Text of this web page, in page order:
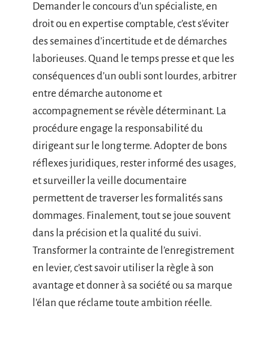
Demander le concours d’un spécialiste, en
droit ou en expertise comptable, c’est s’éviter
des semaines d’incertitude et de démarches
laborieuses. Quand le temps presse et que les
conséquences d’un oubli sont lourdes, arbitrer
entre démarche autonome et
accompagnement se révèle déterminant. La
procédure engage la responsabilité du
dirigeant sur le long terme. Adopter de bons
réflexes juridiques, rester informé des usages,
et surveiller la veille documentaire
permettent de traverser les formalités sans
dommages. Finalement, tout se joue souvent
dans la précision et la qualité du suivi.
Transformer la contrainte de l’enregistrement
en levier, c’est savoir utiliser la règle à son
avantage et donner à sa société ou sa marque
l’élan que réclame toute ambition réelle.